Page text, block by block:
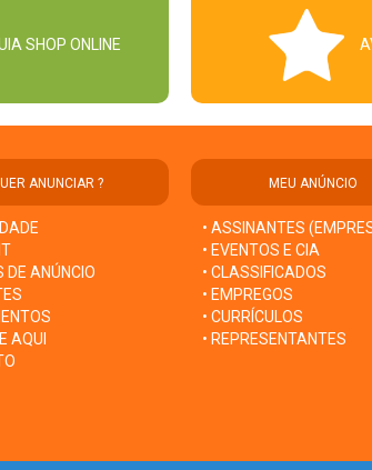
SHOP ONLINE
ANUNCIAR ?
DE ANÚNCIO
AQUI
MEU ANÚNCIO
• ASSINANTES
• EVENTOS E CIA
• CLASSIFICADOS
• EMPREGOS
• CURRÍCULOS
• REPRESENTANTES